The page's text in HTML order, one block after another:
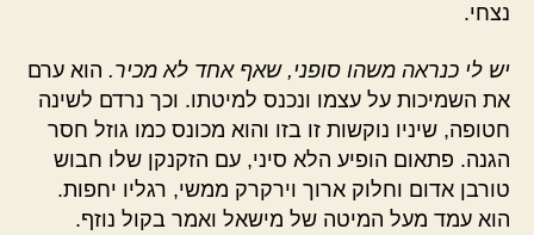
נצחי.
יש לי כנראה משהו סופני, שאף אחד לא מכיר. הוא ערם
את השמיכות על עצמו ונכנס למיטתו. וכך נרדם לשינה
חטופה, שיניו נוקשות זו בזו והוא מכונס כמו גוזל חסר
הגנה. פתאום הופיע הלא סיני, עם הזקנקן שלו חבוש
טורבן אדום וחלוק ארוך וירקרק ממשי, רגליו יחפות.
הוא עמד מעל המיטה של מישאל ואמר בקול נוזף.